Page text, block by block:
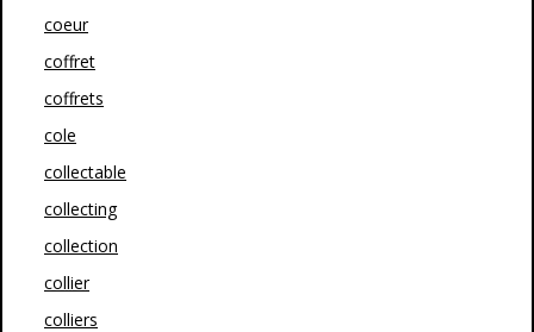
coeur
coffret
coffrets
cole
collectable
collecting
collection
collier
colliers